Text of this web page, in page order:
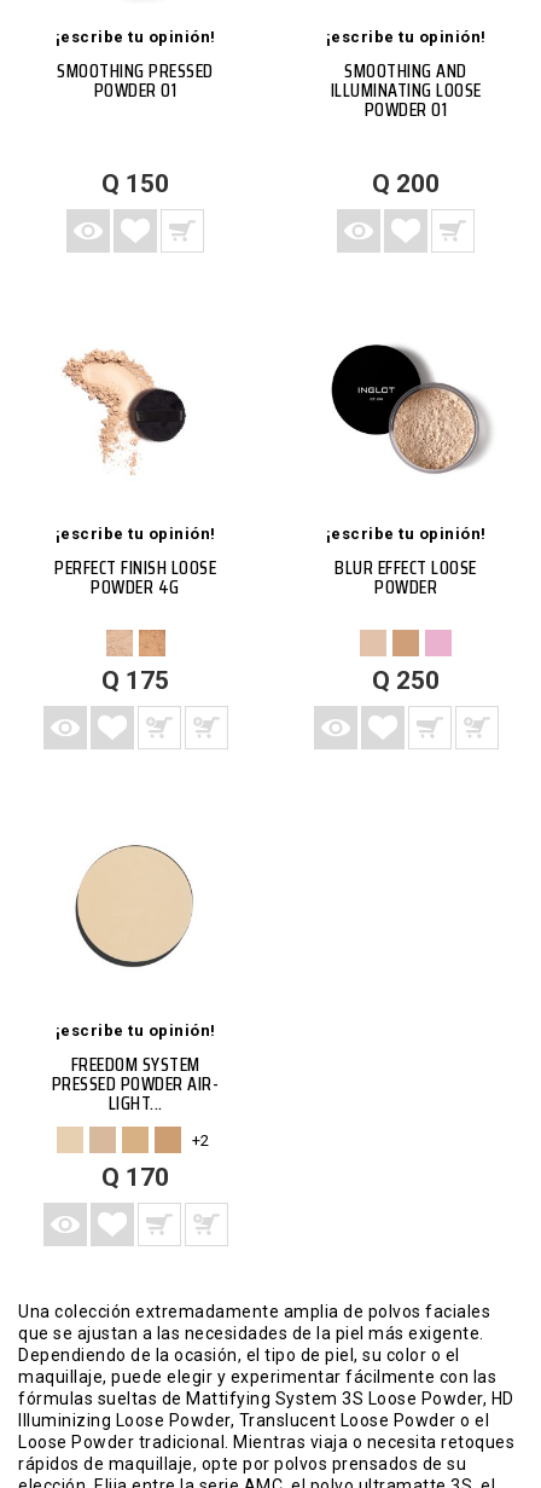
¡escribe tu opinión!
SMOOTHING PRESSED
POWDER 01
Q 150
¡escribe tu opinión!
SMOOTHING AND
ILLUMINATING LOOSE
POWDER 01
Q 200
¡escribe tu opinión!
PERFECT FINISH LOOSE
POWDER 4G
AGREGAR A LISTA DE DESEOS
VISTA RÁPIDA
AGREGAR A CARRITO
MÁS
Q 175
¡escribe tu opinión!
BLUR EFFECT LOOSE
POWDER
Q 250
¡escribe tu opinión!
FREEDOM SYSTEM
PRESSED POWDER AIR-
LIGHT...
+2
AGREGAR A LISTA DE DESEOS
AGREGAR A CARRITO
Q 170
Una colección extremadamente amplia de polvos faciales
que se ajustan a las necesidades de la piel más exigente.
Dependiendo de la ocasión, el tipo de piel, su color o el
maquillaje, puede elegir y experimentar fácilmente con las
fórmulas sueltas de Mattifying System 3S Loose Powder, HD
Illuminizing Loose Powder, Translucent Loose Powder o el
Loose Powder tradicional. Mientras viaja o necesita retoques
rápidos de maquillaje, opte por polvos prensados de su